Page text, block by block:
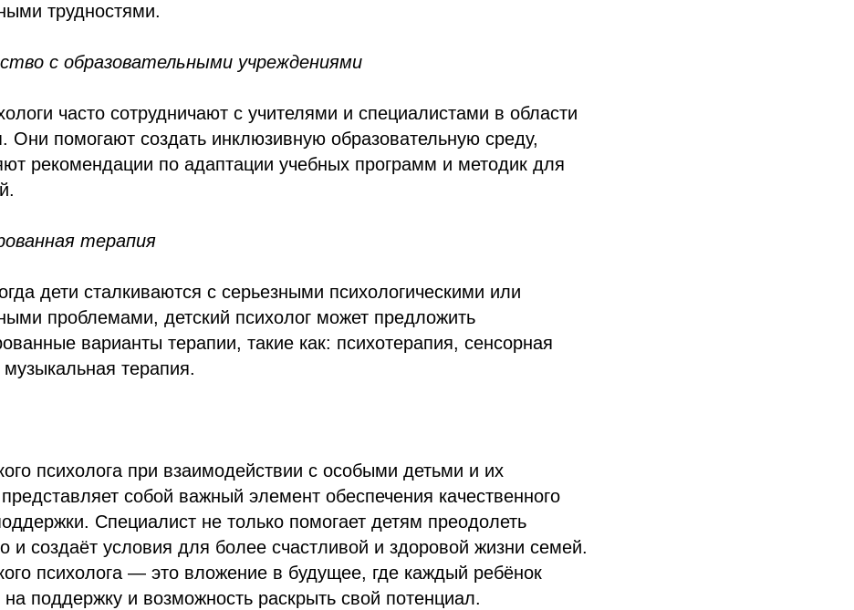
трудностями.
с образовательными учреждениями
часто сотрудничают с учителями и специалистами в области
Они помогают создать инклюзивную образовательную среду,
рекомендации по адаптации учебных программ и методик для
терапия
дети сталкиваются с серьезными психологическими или
проблемами, детский психолог может предложить
варианты терапии, такие как: психотерапия, сенсорная
терапия.
психолога при взаимодействии с особыми детьми и их
собой важный элемент обеспечения качественного
Специалист не только помогает детям преодолеть
и создаёт условия для более счастливой и здоровой жизни семей.
психолога — это вложение в будущее, где каждый ребёнок
поддержку и возможность раскрыть свой потенциал.